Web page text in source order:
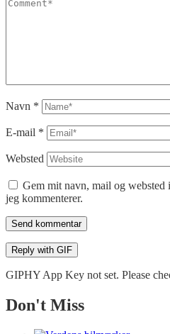
Navn *
E-mail *
Websted
Gem mit navn, mail og
jeg kommenterer.
Send kommentar
Reply with GIF
GIPHY App Key not set. Please
Don't Miss